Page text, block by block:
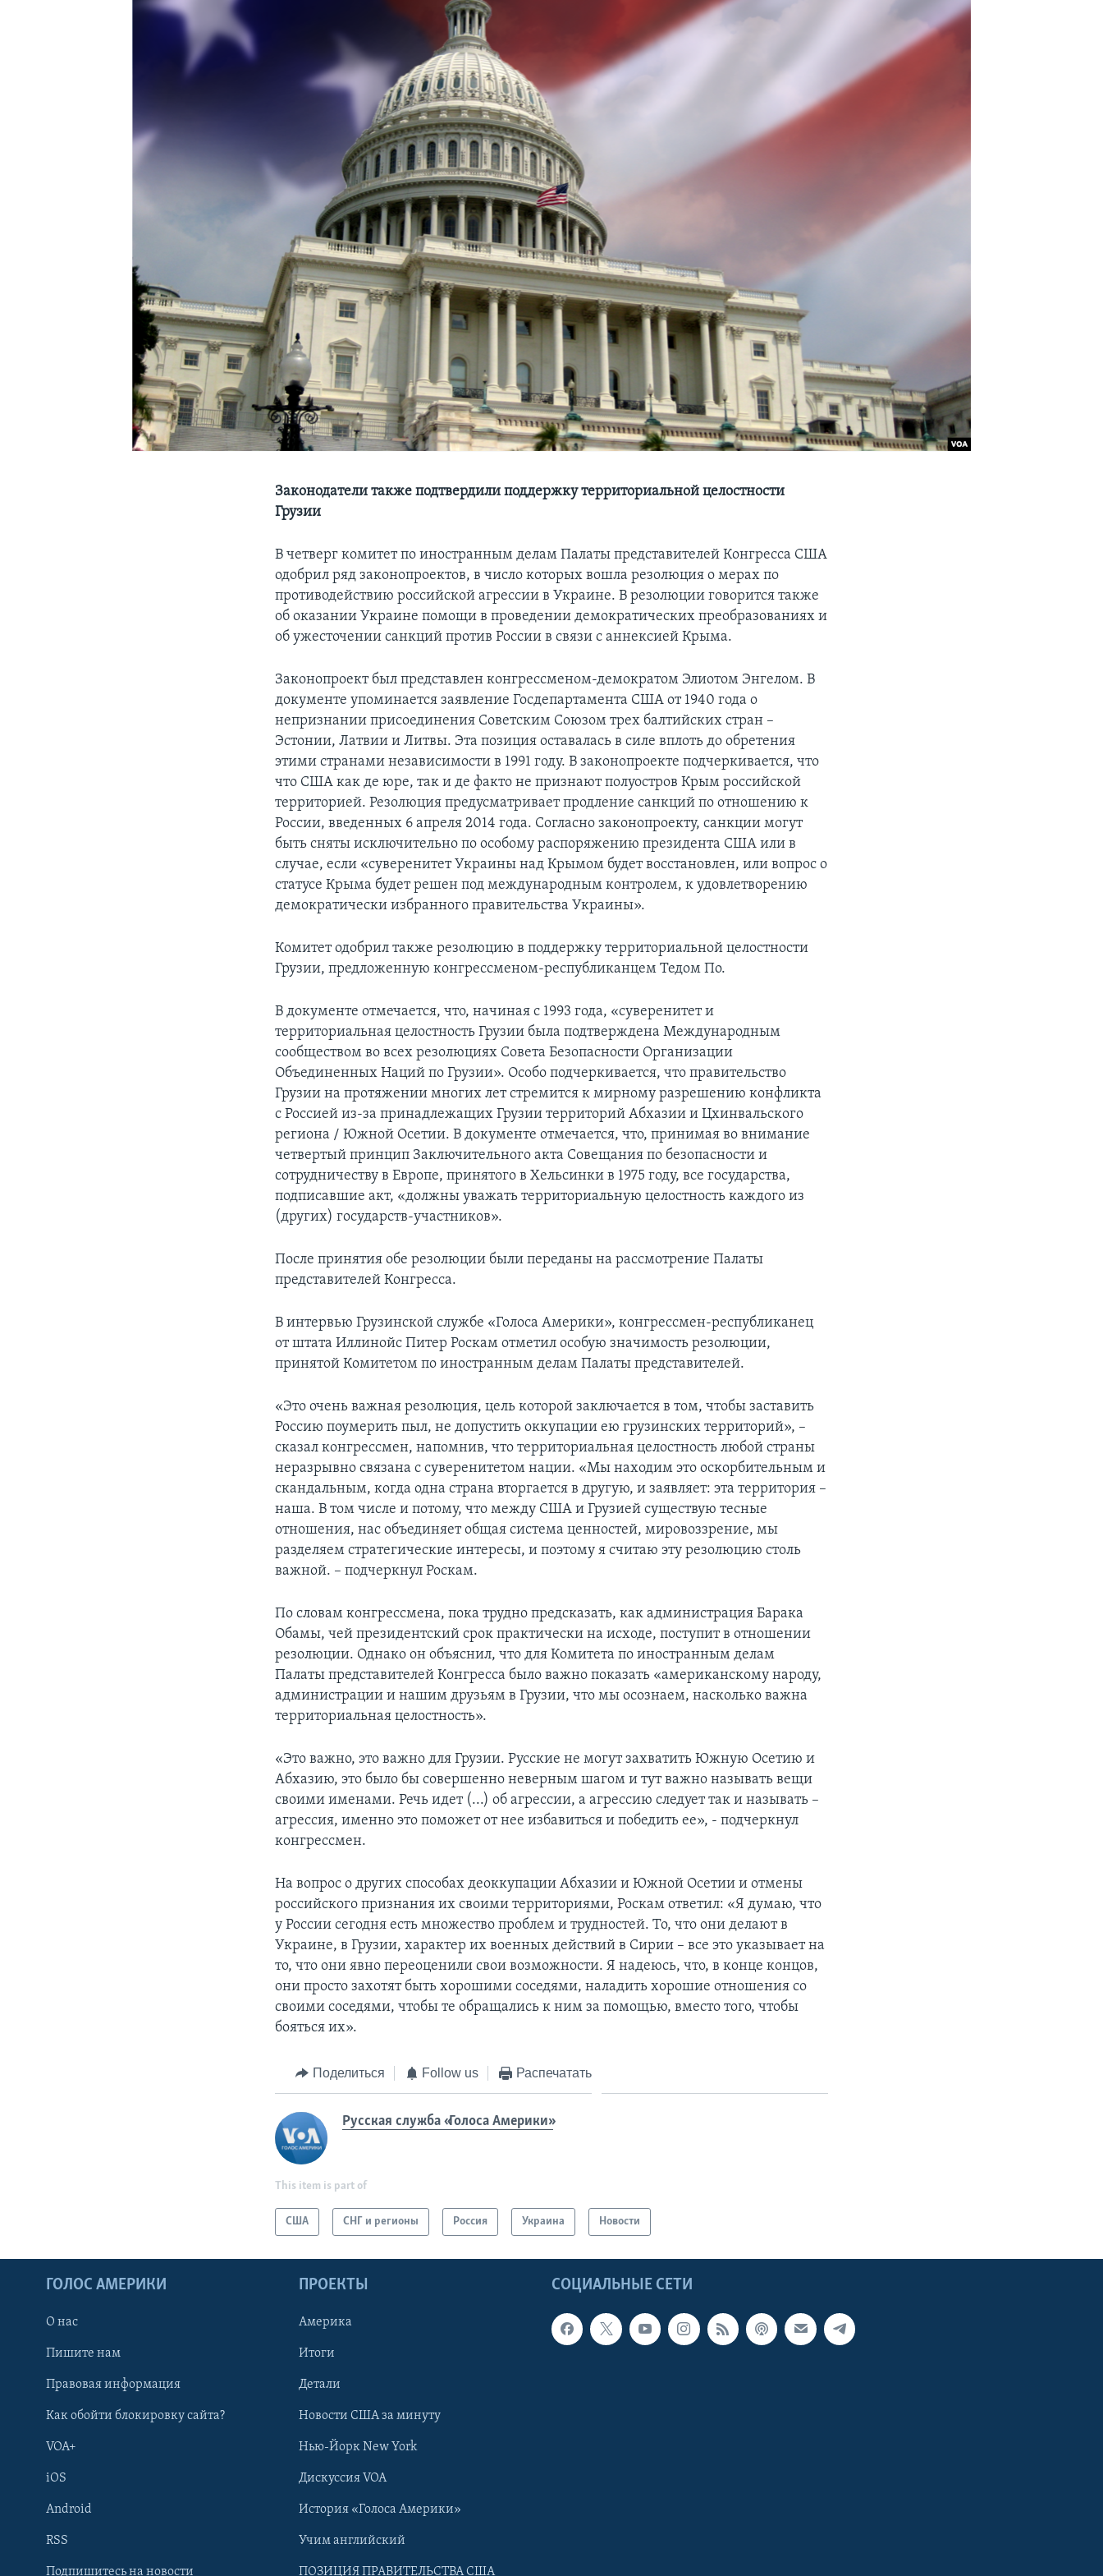
Learning English
Законодатели также подтвердили поддержку территориальной целостности
Грузии
В четверг комитет по иностранным делам Палаты представителей Конгресса США
одобрил ряд законопроектов, в число которых вошла резолюция о мерах по
противодействию российской агрессии в Украине. В резолюции говорится также
об оказании Украине помощи в проведении демократических преобразованиях и
об ужесточении санкций против России в связи с аннексией Крыма.
Законопроект был представлен конгрессменом-демократом Элиотом Энгелом. В
документе упоминается заявление Госдепартамента США от 1940 года о
непризнании присоединения Советским Союзом трех балтийских стран –
Эстонии, Латвии и Литвы. Эта позиция оставалась в силе вплоть до обретения
этими странами независимости в 1991 году. В законопроекте подчеркивается, что
что США как де юре, так и де факто не признают полуостров Крым российской
территорией. Резолюция предусматривает продление санкций по отношению к
России, введенных 6 апреля 2014 года. Согласно законопроекту, санкции могут
быть сняты исключительно по особому распоряжению президента США или в
случае, если «суверенитет Украины над Крымом будет восстановлен, или вопрос о
статусе Крыма будет решен под международным контролем, к удовлетворению
демократически избранного правительства Украины».
Комитет одобрил также резолюцию в поддержку территориальной целостности
Грузии, предложенную конгрессменом-республиканцем Тедом По.
В документе отмечается, что, начиная с 1993 года, «суверенитет и
территориальная целостность Грузии была подтверждена Международным
сообществом во всех резолюциях Совета Безопасности Организации
Объединенных Наций по Грузии». Особо подчеркивается, что правительство
Грузии на протяжении многих лет стремится к мирному разрешению конфликта
с Россией из-за принадлежащих Грузии территорий Абхазии и Цхинвальского
региона / Южной Осетии. В документе отмечается, что, принимая во внимание
четвертый принцип Заключительного акта Совещания по безопасности и
сотрудничеству в Европе, принятого в Хельсинки в 1975 году, все государства,
подписавшие акт, «должны уважать территориальную целостность каждого из
(других) государств-участников».
После принятия обе резолюции были переданы на рассмотрение Палаты
представителей Конгресса.
В интервью Грузинской службе «Голоса Америки», конгрессмен-республиканец
от штата Иллинойс Питер Роскам отметил особую значимость резолюции,
принятой Комитетом по иностранным делам Палаты представителей.
«Это очень важная резолюция, цель которой заключается в том, чтобы заставить
Россию поумерить пыл, не допустить оккупации ею грузинских территорий», –
сказал конгрессмен, напомнив, что территориальная целостность любой страны
неразрывно связана с суверенитетом нации. «Мы находим это оскорбительным и
скандальным, когда одна страна вторгается в другую, и заявляет: эта территория –
наша. В том числе и потому, что между США и Грузией существую тесные
отношения, нас объединяет общая система ценностей, мировоззрение, мы
разделяем стратегические интересы, и поэтому я считаю эту резолюцию столь
важной. – подчеркнул Роскам.
По словам конгрессмена, пока трудно предсказать, как администрация Барака
Обамы, чей президентский срок практически на исходе, поступит в отношении
резолюции. Однако он объяснил, что для Комитета по иностранным делам
Палаты представителей Конгресса было важно показать «американскому народу,
администрации и нашим друзьям в Грузии, что мы осознаем, насколько важна
территориальная целостность».
«Это важно, это важно для Грузии. Русские не могут захватить Южную Осетию и
Абхазию, это было бы совершенно неверным шагом и тут важно называть вещи
своими именами. Речь идет (...) об агрессии, а агрессию следует так и называть –
агрессия, именно это поможет от нее избавиться и победить ее», - подчеркнул
конгрессмен.
На вопрос о других способах деоккупации Абхазии и Южной Осетии и отмены
российского признания их своими территориями, Роскам ответил: «Я думаю, что
у России сегодня есть множество проблем и трудностей. То, что они делают в
Украине, в Грузии, характер их военных действий в Сирии – все это указывает на
то, что они явно переоценили свои возможности. Я надеюсь, что, в конце концов,
они просто захотят быть хорошими соседями, наладить хорошие отношения со
своими соседями, чтобы те обращались к ним за помощью, вместо того, чтобы
бояться их».
Поделиться Follow us Распечатать
Русская служба «Голоса Америки»
This item is part of
США СНГ и регионы Россия Украина Новости
СОЦИАЛЬНЫЕ СЕТИ
ГОЛОС АМЕРИКИ
О нас
Пишите нам
Правовая информация
Как обойти блокировку сайта?
VOA+
iOS
Android
RSS
Подпишитесь на новости
ПРОЕКТЫ
Америка
Итоги
Детали
Новости США за минуту
Нью-Йорк New York
Дискуссия VOA
История «Голоса Америки»
Учим английский
ПОЗИЦИЯ ПРАВИТЕЛЬСТВА США